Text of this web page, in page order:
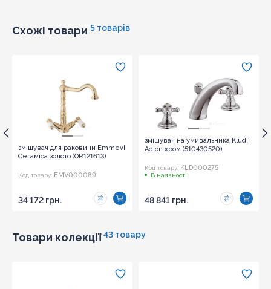
Схожі товари 5 товарів
змішувач для раковини Emmevi
Сегаміса золото (OR121613)
Код товару: EMV000089
34 172 грн.
змішувач на умивальника Kludi
Adlon хром (510430520)
Код товару: KLD000275
В наявності
48 841 грн.
Товари колекції 43 товару